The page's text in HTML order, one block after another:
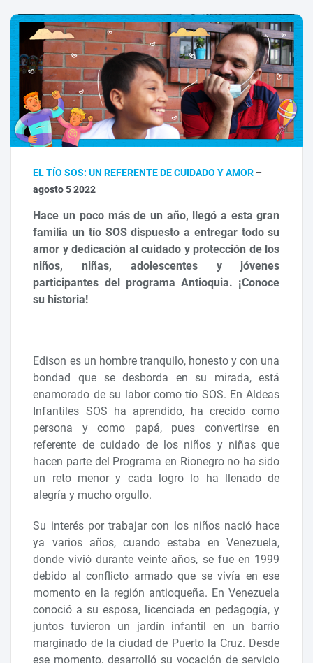
EL TÍO SOS: UN REFERENTE DE CUIDADO Y AMOR –
agosto 5 2022
Hace un poco más de un año, llegó a esta gran
familia un tío SOS dispuesto a entregar todo su
amor y dedicación al cuidado y protección de los
niños, niñas, adolescentes y jóvenes
participantes del programa Antioquia. ¡Conoce
su historia!
Edison es un hombre tranquilo, honesto y con una
bondad que se desborda en su mirada, está
enamorado de su labor como tío SOS. En Aldeas
Infantiles SOS ha aprendido, ha crecido como
persona y como papá, pues convertirse en
referente de cuidado de los niños y niñas que
hacen parte del Programa en Rionegro no ha sido
un reto menor y cada logro lo ha llenado de
alegría y mucho orgullo.
Su interés por trabajar con los niños nació hace
ya varios años, cuando estaba en Venezuela,
donde vivió durante veinte años, se fue en 1999
debido al conflicto armado que se vivía en ese
momento en la región antioqueña. En Venezuela
conoció a su esposa, licenciada en pedagogía, y
juntos tuvieron un jardín infantil en un barrio
marginado de la ciudad de Puerto la Cruz. Desde
ese momento, desarrolló su vocación de servicio